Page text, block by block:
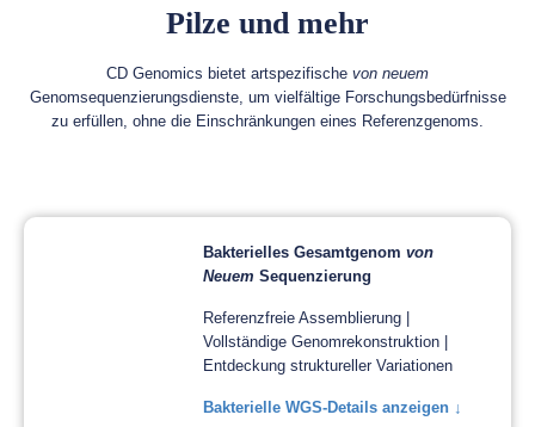
Pilze und mehr
CD Genomics bietet artspezifische von neuem
Genomsequenzierungsdienste, um vielfältige Forschungsbedürfnisse
zu erfüllen, ohne die Einschränkungen eines Referenzgenoms.
Bakterielles Gesamtgenom von
Neuem Sequenzierung
Referenzfreie Assemblierung |
Vollständige Genomrekonstruktion |
Entdeckung struktureller Variationen
Bakterielle WGS-Details anzeigen ↓